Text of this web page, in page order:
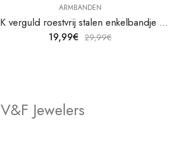
ARMBANDEN
18K verguld roestvrij stalen enkelbandje van V&F Juweliers
19,99€ 29,99€
V&F Jewelers